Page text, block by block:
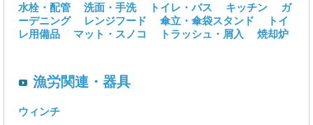
水栓・配管 洗面・手洗 トイレ・バス キッチン
ガ
ーデニング
レンジフード 傘立・傘袋スタンド
トイ
レ用備品
マット・スノコ トラッシュ・屑入 焼却炉
漁労関連・器具
ウィンチ